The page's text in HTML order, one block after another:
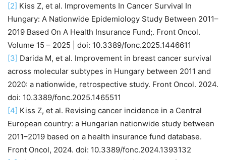
[2] Kiss Z, et al. Improvements In Cancer Survival In
Hungary: A Nationwide Epidemiology Study Between 2011–
2019 Based On A Health Insurance Fund;. Front Oncol.
Volume 15 – 2025 | doi: 10.3389/fonc.2025.1446611
[3] Darida M, et al. Improvement in breast cancer survival
across molecular subtypes in Hungary between 2011 and
2020: a nationwide, retrospective study. Front Oncol. 2024.
doi: 10.3389/fonc.2025.1465511
[4] Kiss Z, et al. Revising cancer incidence in a Central
European country: a Hungarian nationwide study between
2011–2019 based on a health insurance fund database.
Front Oncol, 2024. doi: 10.3389/fonc.2024.1393132